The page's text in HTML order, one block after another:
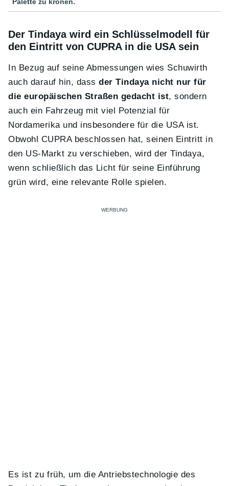
Der Tindaya wird ein Schlüsselmodell für
den Eintritt von CUPRA in die USA sein
In Bezug auf seine Abmessungen wies Schuwirth
auch darauf hin, dassder Tindaya nicht nur für
die europäischen Straßen gedacht ist, sondern
auch ein Fahrzeug mit viel Potenzial für
Nordamerika und insbesondere für die USA ist.
Obwohl CUPRA beschlossen hat, seinen Eintritt in
den US-Markt zu verschieben, wird der Tindaya,
wenn schließlich das Licht für seine Einführung
grün wird, eine relevante Rolle spielen.
Es ist zu früh, um die Antriebstechnologie des